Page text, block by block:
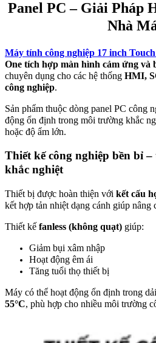
Panel PC – Giải Pháp
Nhà
Máy tính công nghiệp 17 inch
One tích hợp màn hình cảm ứng và
chuyên dụng cho các hệ thống HMI,
công nghiệp.
Sản phẩm thuộc dòng panel PC công
động ổn định trong môi trường khắc
hoặc độ ẩm lớn.
Thiết kế công nghiệp bền bỉ
khắc nghiệt
Thiết bị được hoàn thiện với kết cấu
kết hợp tản nhiệt dạng cánh giúp nâng
Thiết kế fanless (không quạt) giúp:
Giảm bụi xâm nhập
Hoạt động êm ái
Tăng tuổi thọ thiết bị
Máy có thể hoạt động ổn định trong
55°C, phù hợp cho nhiều môi trường